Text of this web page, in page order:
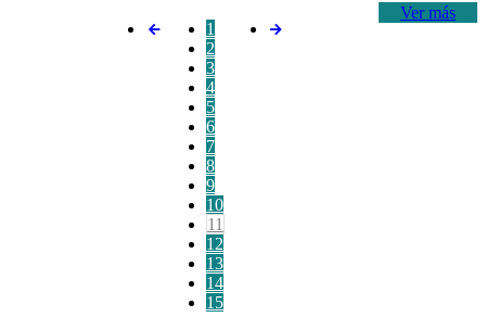
Ver más
1
2
3
4
5
6
7
8
9
10
11
12
13
14
15